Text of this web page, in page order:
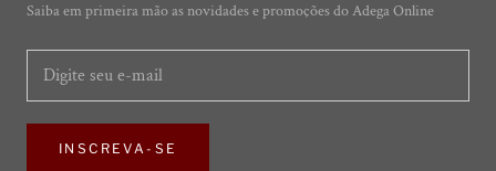
Saiba em primeira mão as novidades e promoções do Adega Online
INSCREVA-SE